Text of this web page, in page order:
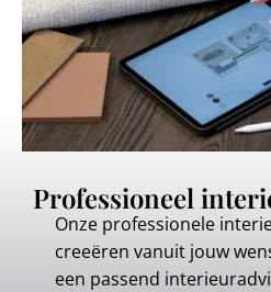
Professioneel
Onze professionele
creeëren vanuit jouw
een passend